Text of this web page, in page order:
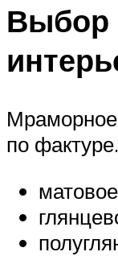
Выбор
Мраморное
по